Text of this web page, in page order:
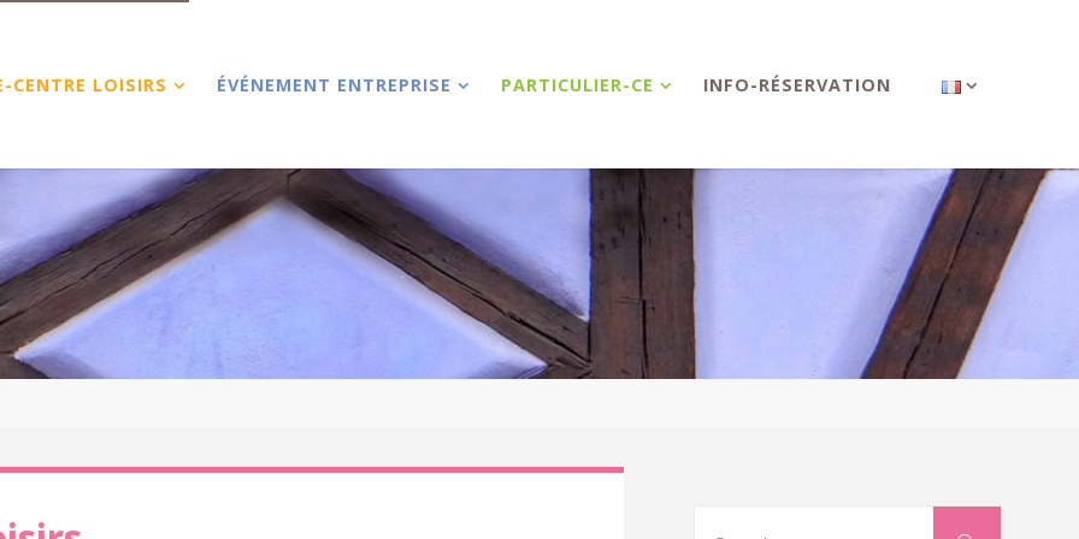
CENTRE LOISIRS ÉVÉNEMENT ENTREPRISE PARTICULIER-CE INFO-RÉSERVATION